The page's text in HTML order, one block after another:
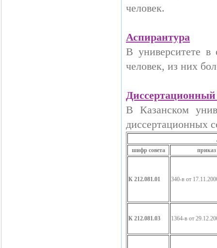
человек.
Аспирантура
В университете в
человек, из них
Диссертационный
В Казанском
диссертационных
шифр совета
приказ
К 212.081.01 340-в от
К 212.081.03 1364-в от